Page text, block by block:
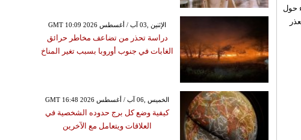
حول
GMT 10:09 2026 الإثنين ,03 آب / أغسطس
دراسة تحذر من تضاعف مخاطر حرائق
الغابات في جنوب أوروبا بسبب تغير المناخ
GMT 16:48 2026 الخميس ,06 آب / أغسطس
كيفية وضع كل برج حدوده الشخصية في
العلاقات ويتعامل مع الآخرين